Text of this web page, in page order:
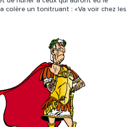
colère un tonitruant : «Va voir chez les